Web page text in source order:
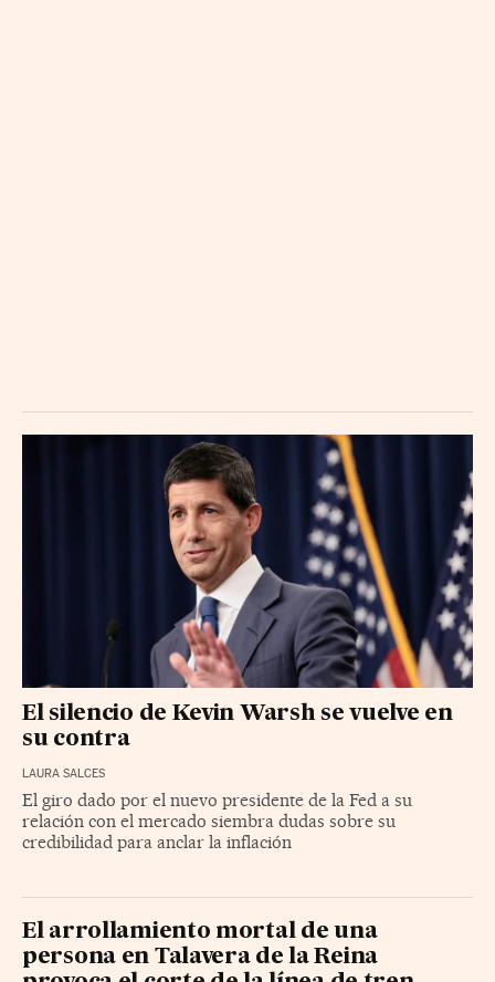
El silencio de Kevin Warsh se vuelve en
su contra
LAURA SALCES
El giro dado por el nuevo presidente de la Fed a su
relación con el mercado siembra dudas sobre su
credibilidad para anclar la inflación
El arrollamiento mortal de una
persona en Talavera de la Reina